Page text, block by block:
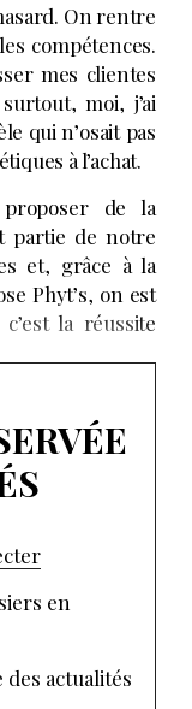
On rentre
compétences.
mes clientes
moi, j’ai
qui n’osait pas
à l’achat.
de la
partie de notre
et, grâce à la
Phyt’s, on est
la réussite
en
actualités